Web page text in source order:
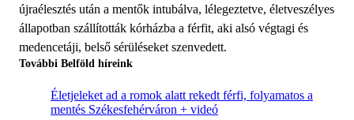
újraélesztés után a mentők intubálva, lélegeztetve, életveszélyes
állapotban szállították kórházba a férfit, aki alsó végtagi és
medencetáji, belső sérüléseket szenvedett.
További Belföld híreink
Életjeleket ad a romok alatt rekedt férfi, folyamatos a
mentés Székesfehérváron + videó